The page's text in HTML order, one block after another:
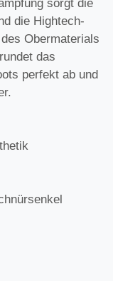
sorgt die
die Hightech-
Obermaterials
das
perfekt ab und